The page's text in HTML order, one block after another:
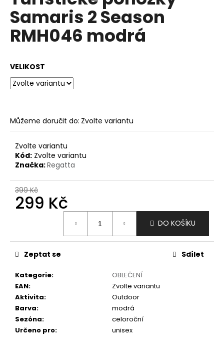
0,0
z
5
hvězdiček.
Samaris 2 Season
RMH046 modrá
VELIKOST
Můžeme doručit do: Zvolte variantu
Zvolte variantu
Kód: Zvolte variantu
Značka:Regatta
399 Kč
299 Kč
DO KOŠÍKU
Kategorie:
OBLEČENÍ
EAN:
Zvolte variantu
Aktivita:
Outdoor
Barva:
modrá
Sezóna:
celoroční
Určeno pro: unisex
Zeptat se Sdílet
a
j
í
?
HLEDAT
D
o
p
o
e
m
e